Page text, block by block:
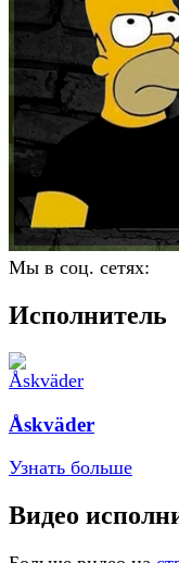
Мы в соц. сетях:
Исполнитель
Åskväder
Узнать больше
Видео